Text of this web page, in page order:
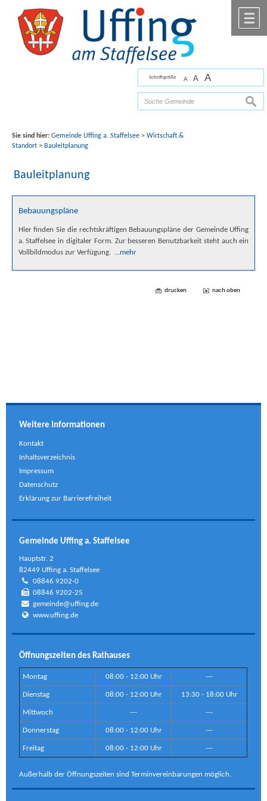
Schriftgröße A A A
Bilder mit freundlicher Unterstützung von FotografFlorian Werner
Sie sind hier: Gemeinde Uffing a. Staffelsee> Wirtschaft &
Standort> Bauleitplanung
Bauleitplanung
Bebauungspläne
Hier finden Sie die rechtskräftigen Bebauungspläne der Gemeinde Uffing
a. Staffelsee in digitaler Form. Zur besseren Benutzbarkeit steht auch ein
Vollbildmodus zur Verfügung. …mehr
drucken nach oben
Weitere Informationen
Kontakt
Inhaltsverzeichnis
Impressum
Datenschutz
Erklärung zur Barrierefreiheit
Gemeinde Uffing a. Staffelsee
Hauptstr. 2
82449 Uffing a. Staffelsee
08846 9202-0
08846 9202-25
gemeinde@uffing.de
www.uffing.de
Öffnungszeiten des Rathauses
Montag 08:00 - 12:00 Uhr ---
Dienstag 08:00 - 12:00 Uhr 13:30 - 18:00 Uhr
Mittwoch --- ---
Donnerstag 08:00 - 12:00 Uhr ---
Freitag 08:00 - 12:00 Uhr ---
Außerhalb der Öffnungszeiten sind Terminvereinbarungen möglich.